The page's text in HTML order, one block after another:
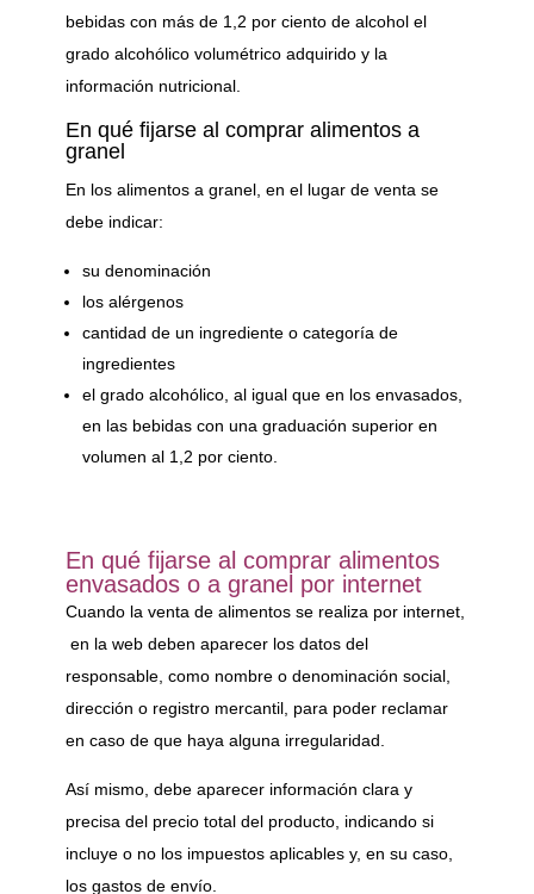
bebidas con más de 1,2 por ciento de alcohol el
grado alcohólico volumétrico adquirido y la
información nutricional.
En qué fijarse al comprar alimentos a
granel
En los alimentos a granel, en el lugar de venta se
debe indicar:
su denominación
los alérgenos
cantidad de un ingrediente o categoría de
ingredientes
el grado alcohólico, al igual que en los envasados,
en las bebidas con una graduación superior en
volumen al 1,2 por ciento.
En qué fijarse al comprar alimentos
envasados o a granel por internet
Cuando la venta de alimentos se realiza por internet,
en la web deben aparecer los datos del
responsable, como nombre o denominación social,
dirección o registro mercantil, para poder reclamar
en caso de que haya alguna irregularidad.
Así mismo, debe aparecer información clara y
precisa del precio total del producto, indicando si
incluye o no los impuestos aplicables y, en su caso,
los gastos de envío.